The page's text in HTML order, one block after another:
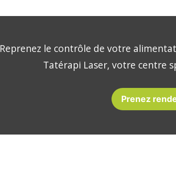
Reprenez le contrôle de votre
Tatérapi Laser, votre centre
Prenez